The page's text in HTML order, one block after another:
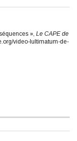
», Le CAPE de
video-lultimatum-de-